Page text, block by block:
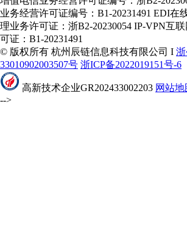
业务经营许可证编号：B1-20231491 EDI在
理业务许可证：浙B2-20230054 IP-VPN互
可证：B1-20231491
© 版权所有 杭州辰链信息科技有限公司 I
33010902003507号 浙ICP备2022019151号-6
高新技术企业GR202433002203 网站地
-->